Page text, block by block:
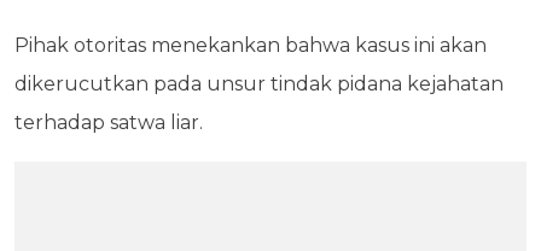
Pihak otoritas menekankan bahwa kasus ini akan
dikerucutkan pada unsur tindak pidana kejahatan
terhadap satwa liar.